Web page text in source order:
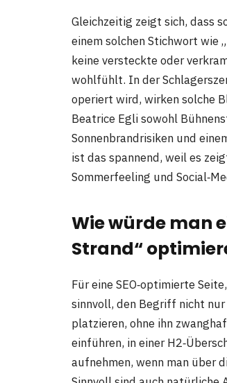
Gleichzeitig zeigt sich, dass
einem solchen Stichwort wie
keine versteckte oder
wohlfühlt. In der
operiert wird, wirken solche
Beatrice Egli sowohl
Sonnenbrandrisiken und
ist das spannend, weil es
Sommerfeeling und
Wie würde man
Strand“
Für eine SEO‑optimierte
sinnvoll, den Begriff nicht
platzieren, ohne ihn
einführen, in einer
aufnehmen, wenn man über